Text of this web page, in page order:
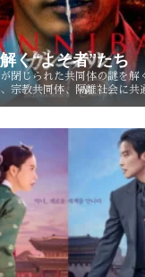
く“よそ者”たち
閉じられた共同体の謎を解
宗教共同体、隔離社会に共